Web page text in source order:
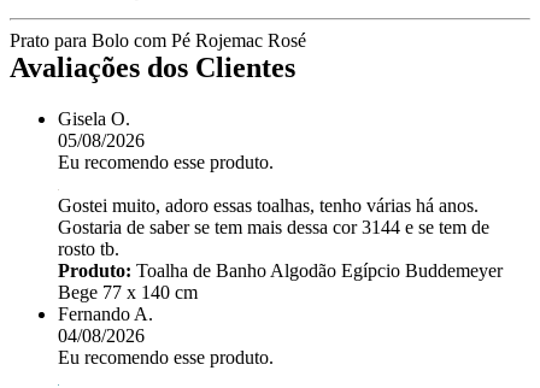
Prato para Bolo com Pé Rojemac Rosé
Avaliações dos Clientes
Gisela O.
05/08/2026
Eu recomendo esse produto.
Gostei muito, adoro essas toalhas, tenho várias há anos.
Gostaria de saber se tem mais dessa cor 3144 e se tem de
rosto tb.
Produto: Toalha de Banho Algodão Egípcio Buddemeyer
Bege 77 x 140 cm
Fernando A.
04/08/2026
Eu recomendo esse produto.